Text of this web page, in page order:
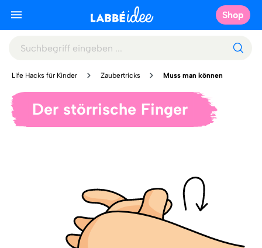
Shop
Life Hacks für Kinder Zaubertricks Muss man können
Der störrische Finger